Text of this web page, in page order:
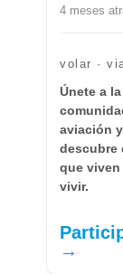
4 meses
volar ·
Únete a
aviación
descubre
que
vivir.
→